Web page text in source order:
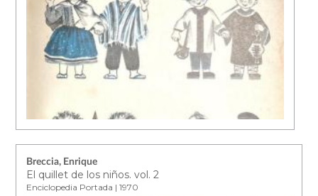
Breccia, Enrique
El quillet de los niños. vol. 2
Enciclopedia Portada | 1970